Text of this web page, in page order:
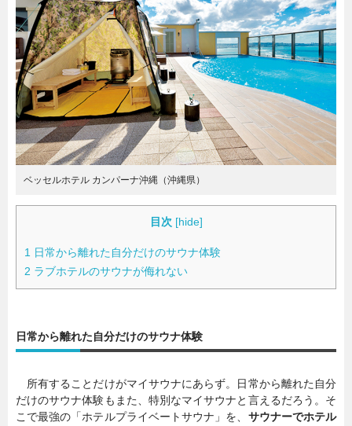
連載一覧
ベッセルホテル カンパーナ沖縄（沖縄県）
目次 [hide]
1 日常から離れた自分だけのサウナ体験
2 ラブホテルのサウナが侮れない
日常から離れた自分だけのサウナ体験
所有することだけがマイサウナにあらず。日常から離れた自分
だけのサウナ体験もまた、特別なマイサウナと言えるだろう。そ
こで最強の「ホテルプライベートサウナ」を、 サウナーでホテル